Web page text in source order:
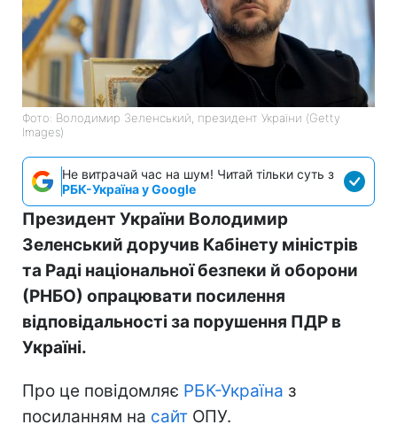
Фото: Володимир Зеленський, президент України (Getty
Images)
Не витрачай час на шум! Читай тільки суть з
РБК-Україна у Google
Президент України Володимир
Зеленський доручив Кабінету міністрів
та Раді національної безпеки й оборони
(РНБО) опрацювати посилення
відповідальності за порушення ПДР в
Україні.
Про це повідомляє РБК-Україна з
посиланням на сайт ОПУ.